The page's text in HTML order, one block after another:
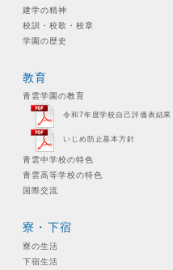
建学の精神
校訓・校歌・校章
学園の歴史
教育
青雲学園の教育
令和7年度学校自己評価表結果
いじめ防止基本方針
青雲中学校の特色
青雲高等学校の特色
国際交流
寮・下宿
寮の生活
下宿生活